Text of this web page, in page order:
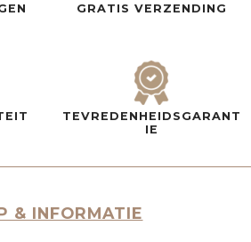
GRATIS VERZENDING
TEVREDENHEIDSGARANT
IE
& INFORMATIE